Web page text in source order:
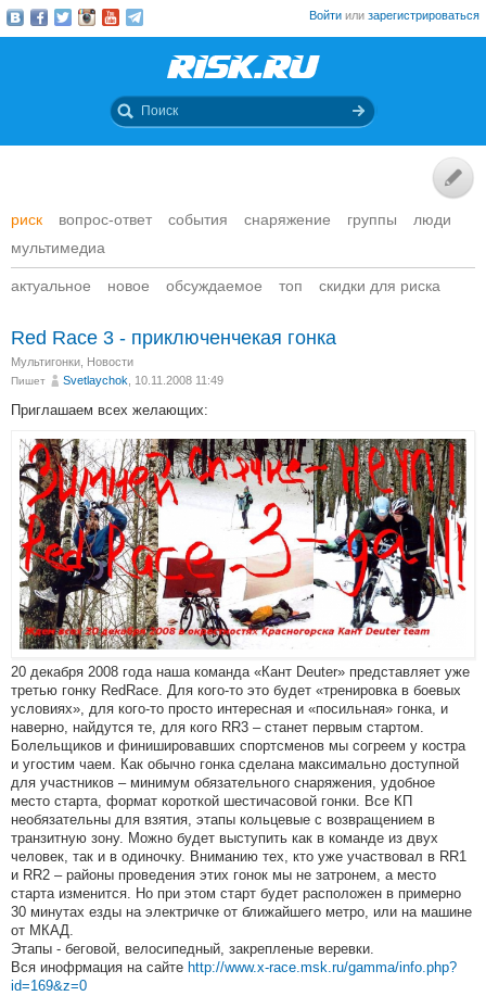
Войти или зарегистрироваться
риск вопрос-ответ события снаряжение группы
люди
мультимедиа
актуальное новое обсуждаемое топ скидки для риска
Red Race 3 - приключенчекая гонка
Мультигонки Новости
Пишет Svetlaychok , 10.11.2008 11:49
Приглашаем всех желающих:
20 декабря 2008 года наша команда «Кант Deuter» представляет уже
третью гонку RedRace. Для кого-то это будет «тренировка в боевых
условиях», для кого-то просто интересная и «посильная» гонка, и
наверно, найдутся те, для кого RR3 – станет первым стартом.
Болельщиков и финишировавших спортсменов мы согреем у костра
и угостим чаем. Как обычно гонка сделана максимально доступной
для участников – минимум обязательного снаряжения, удобное
место старта, формат короткой шестичасовой гонки. Все КП
необязательны для взятия, этапы кольцевые с возвращением в
транзитную зону. Можно будет выступить как в команде из двух
человек, так и в одиночку. Вниманию тех, кто уже участвовал в RR1
и RR2 – районы проведения этих гонок мы не затронем, а место
старта изменится. Но при этом старт будет расположен в примерно
30 минутах езды на электричке от ближайшего метро, или на машине
от МКАД.
Этапы - беговой, велосипедный, закрепленые веревки.
Вся инофрмация на сайте http://www.x-race.msk.ru/gamma/info.php?
id=169&z=0